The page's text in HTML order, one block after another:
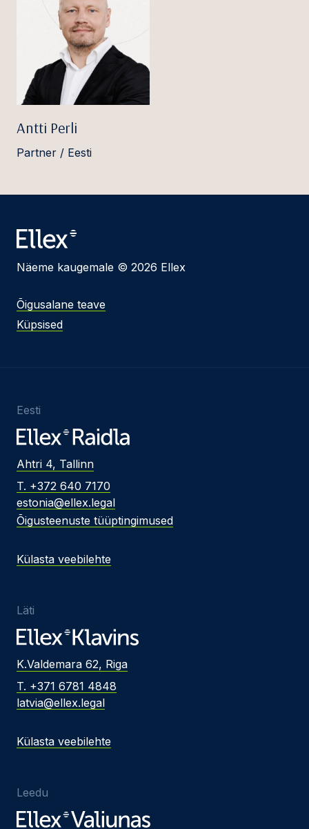
Antti Perli
Partner / Eesti
Näeme kaugemale © 2026 Ellex
Õigusalane teave
Küpsised
Eesti
Ahtri 4, Tallinn
T. +372 640 7170
estonia@ellex.legal
Õigusteenuste tüüptingimused
Külasta veebilehte
Läti
K.Valdemara 62, Riga
T. +371 6781 4848
latvia@ellex.legal
Külasta veebilehte
Leedu